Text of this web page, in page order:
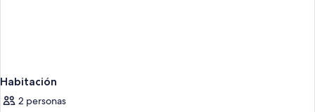
Habitación
2 personas